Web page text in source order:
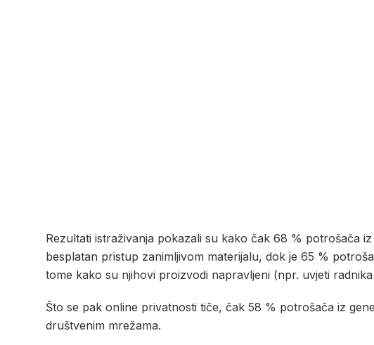
Rezultati istraživanja pokazali su kako čak 68 % potrošača
besplatan pristup zanimljivom materijalu, dok je 65 %
tome kako su njihovi proizvodi napravljeni (npr. uvjeti
Što se pak online privatnosti tiče, čak 58 % potrošača iz
društvenim mrežama.